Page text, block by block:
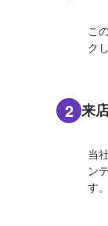
こ
ク
2 来
当
ン
す。